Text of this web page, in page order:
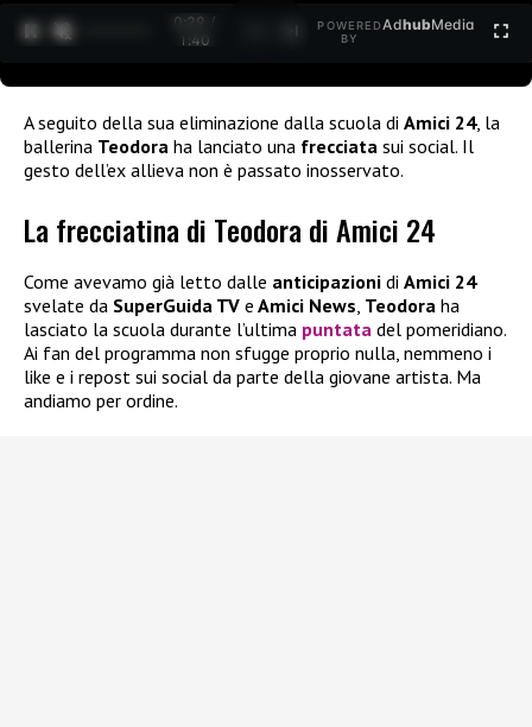
0:30 /
1:40
POWERED
BY
AdhubMedia
A seguito della sua eliminazione dalla scuola di Amici 24, la
ballerina Teodora ha lanciato una frecciata sui social. Il
gesto dell’ex allieva non è passato inosservato.
La frecciatina di Teodora di Amici 24
Come avevamo già letto dalle anticipazioni di Amici 24
svelate da SuperGuida TV e Amici News, Teodora ha
lasciato la scuola durante l’ultima puntata del pomeridiano.
Ai fan del programma non sfugge proprio nulla, nemmeno i
like e i repost sui social da parte della giovane artista. Ma
andiamo per ordine.